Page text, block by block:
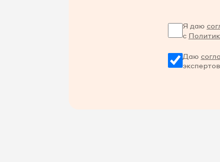
Я даю
с
Даю